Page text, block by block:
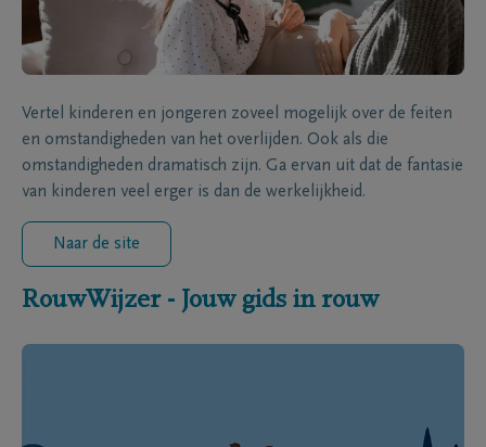
Vertel kinderen en jongeren zoveel mogelijk over de feiten
en omstandigheden van het overlijden. Ook als die
omstandigheden dramatisch zijn. Ga ervan uit dat de fantasie
van kinderen veel erger is dan de werkelijkheid.
Naar de site
RouwWijzer - Jouw gids in rouw